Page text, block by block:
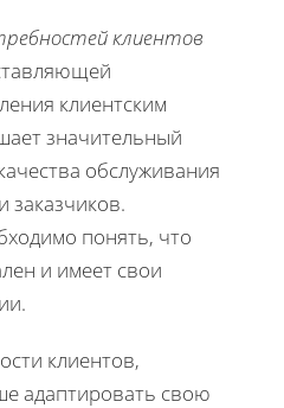
клиентов
клиентским
значительный
обслуживания
заказчиков.
понять, что
и имеет свои
клиентов,
адаптировать свою